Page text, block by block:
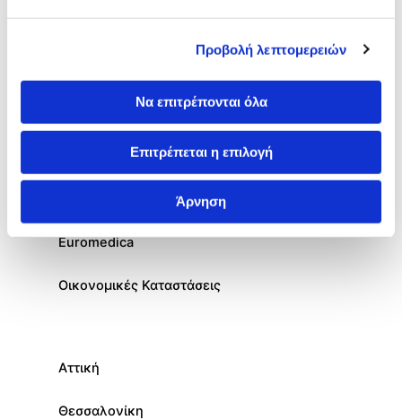
Προβολή λεπτομερειών
Να επιτρέπονται όλα
Επιτρέπεται η επιλογή
Άρνηση
Καριέρα
Νέα & Αρθρογραφία
Οικονομικές Καταστάσεις Ομίλου
Euromedica
Οικονομικές Καταστάσεις
Αττική
Θεσσαλονίκη